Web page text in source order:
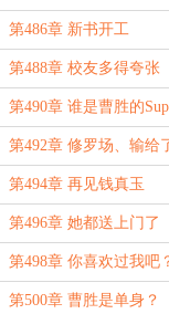
生！
第486章 新书开工
第488章 校友多得夸张
第490章 谁是曹胜的
第492章 修罗场、输给
主角
第494章 再见钱真玉
第496章 她都送上门了
第498章 你喜欢过我吧
第500章 曹胜是单身？